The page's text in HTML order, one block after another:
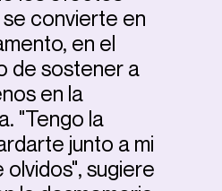
convierte en
en el
de sostener a
en la
"Tengo la
junto a mi
sugiere